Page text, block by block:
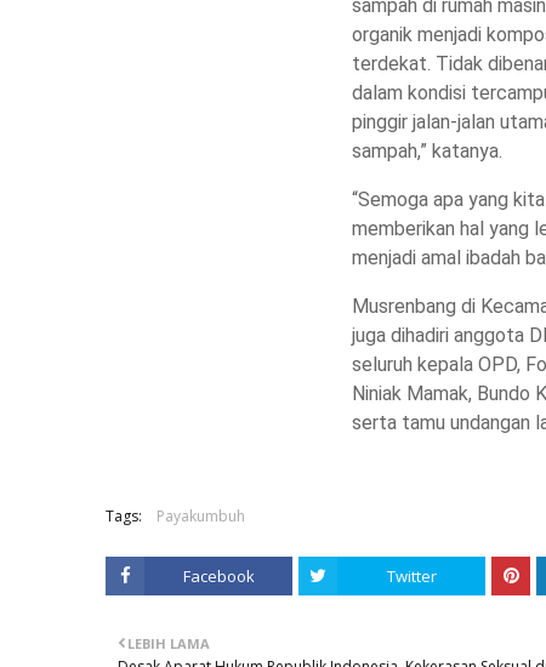
sampah di rumah
organik menjadi
terdekat. Tidak
dalam kondisi
pinggir jalan-jalan
sampah,” katanya.
“Semoga apa yang
memberikan hal yang
menjadi amal ibadah
Musrenbang di
juga dihadiri anggota
seluruh kepala OPD,
Niniak Mamak, Bundo
serta tamu undangan
Tags: Payakumbuh
Facebook Twitter
LEBIH LAMA